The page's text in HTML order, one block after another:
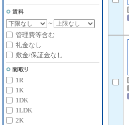
～
管理費等含む
礼金なし
敷金/保証金なし
1R
1K
1DK
1LDK
2K